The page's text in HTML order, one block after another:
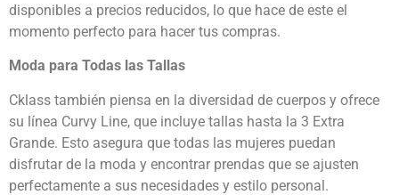
disponibles a precios reducidos, lo que hace de este el
momento perfecto para hacer tus compras.
Moda para Todas las Tallas
Cklass también piensa en la diversidad de cuerpos y ofrece
su línea Curvy Line, que incluye tallas hasta la 3 Extra
Grande. Esto asegura que todas las mujeres puedan
disfrutar de la moda y encontrar prendas que se ajusten
perfectamente a sus necesidades y estilo personal.